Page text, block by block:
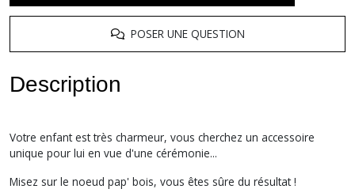
POSER UNE QUESTION
Description
Votre enfant est très charmeur, vous cherchez un accessoire
unique pour lui en vue d'une cérémonie...
Misez sur le noeud pap' bois, vous êtes sûre du résultat !